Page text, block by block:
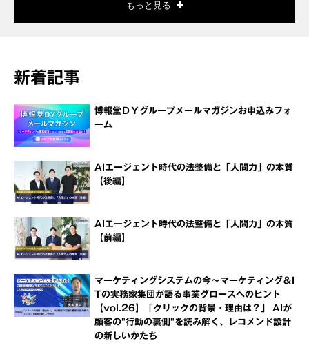
もっと見る
新着記事
博報堂ＤＹグループメールマガジンお申込みフォ
ーム
AIエージェント時代の法整備と「人間力」の本質
【後編】
AIエージェント時代の法整備と「人間力」の本質
【前編】
マーケティングシステムの今～マーケティング＆I
Tの実務家集団が語る事業グロースへのヒント
【vol.26】「クリックの背景・理由は？」 AIが
顧客の"行動の裏側"を読み解く、レコメンド設計
の新しいかたち